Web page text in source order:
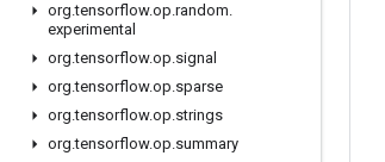
org.tensorflow.op.random.
experimental
org.tensorflow.op.signal
org.tensorflow.op.sparse
org.tensorflow.op.strings
org.tensorflow.op.summary